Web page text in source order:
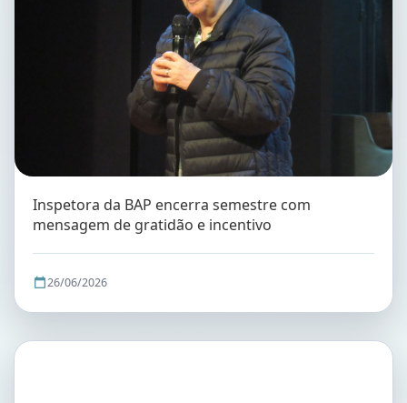
Inspetora da BAP encerra semestre com
mensagem de gratidão e incentivo
26/06/2026